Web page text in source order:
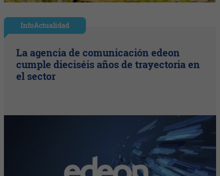
InfoActualidad
La agencia de comunicación edeon
cumple dieciséis años de trayectoria en
el sector